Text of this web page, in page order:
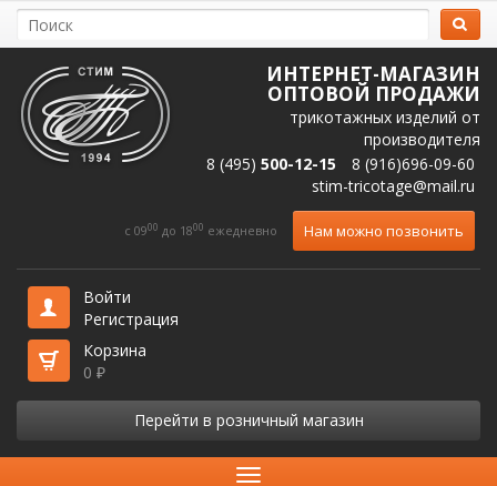
ИНТЕРНЕТ-МАГАЗИН
ОПТОВОЙ ПРОДАЖИ
трикотажных изделий от
производителя
8 (495) 500-12-15
8 (916)696-09-60
stim-tricotage@mail.ru
c 0900 до 1800 ежедневно Нам можно позвонить
Войти
Регистрация
Корзина
0 ₽
Перейти в розничный магазин